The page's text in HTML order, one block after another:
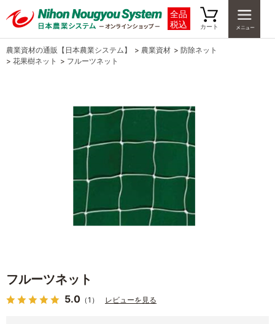
全品
税込
カート
農業資材の通販【日本農業システム】 > 農業資材 > 防除ネット
> 花果樹ネット > フルーツネット
フルーツネット
5.0 （1） レビューを見る